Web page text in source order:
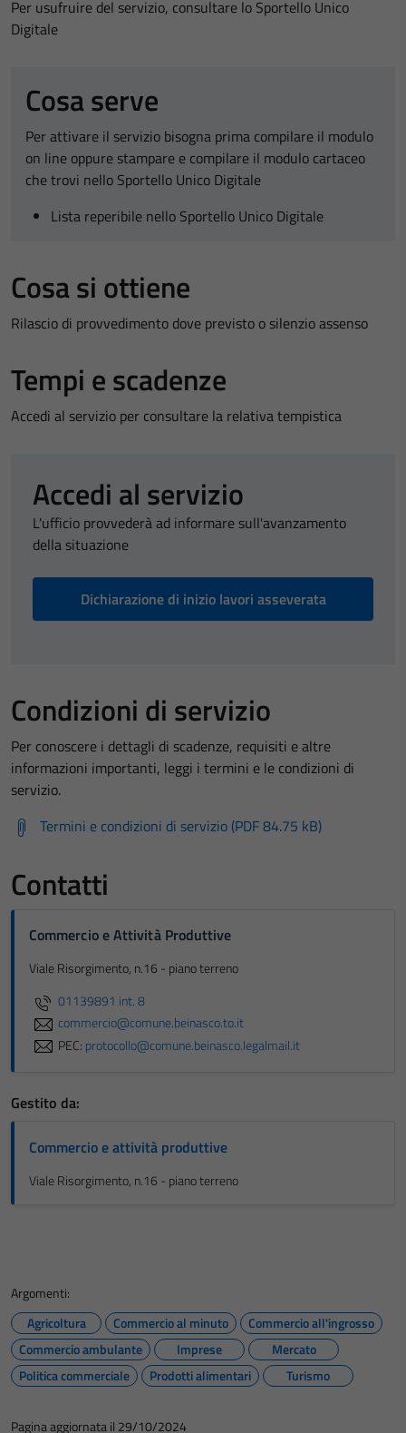
Per usufruire del servizio, consultare lo Sportello Unico
Digitale
Cosa serve
Per attivare il servizio bisogna prima compilare il modulo
on line oppure stampare e compilare il modulo cartaceo
che trovi nello Sportello Unico Digitale
Lista reperibile nello Sportello Unico Digitale
Cosa si ottiene
Rilascio di provvedimento dove previsto o silenzio assenso
Tempi e scadenze
Accedi al servizio per consultare la relativa tempistica
Accedi al servizio
L'ufficio provvederà ad informare sull'avanzamento
della situazione
Dichiarazione di inizio lavori asseverata
Condizioni di servizio
Per conoscere i dettagli di scadenze, requisiti e altre
informazioni importanti, leggi i termini e le condizioni di
servizio.
Termini e condizioni di servizio (PDF 84.75 kB)
Contatti
Commercio e Attività Produttive
Viale Risorgimento, n.16 - piano terreno
01139891 int. 8
commercio@comune.beinasco.to.it
PEC: protocollo@comune.beinasco.legalmail.it
Gestito da:
Commercio e attività produttive
Viale Risorgimento, n.16 - piano terreno
Argomenti:
Agricoltura
Commercio al minuto
Commercio all'ingrosso
Commercio ambulante
Imprese
Mercato
Politica commerciale
Prodotti alimentari Turismo
Pagina aggiornata il 29/10/2024